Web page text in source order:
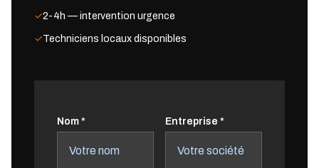
✓2-4h — intervention urgence
✓Techniciens locaux disponibles
Nom * Entreprise *